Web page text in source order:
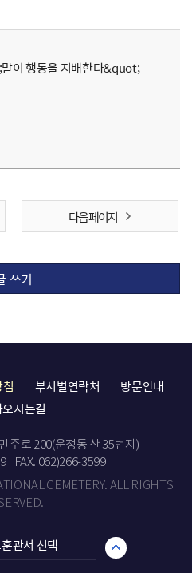
이 행동을 지배한다&quot;
다음 페이지
쓰기
부서별연락처
방문안내
시는길
주로 200(운정동 산 35번지)
FAX. 062)266-3599
CEMETERY. ALL RIGHTS
관서 선택